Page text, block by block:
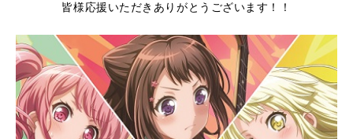
皆様応援いただきありがとうございます！！